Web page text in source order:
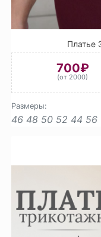
Платье
700₽
(от 2000)
Размеры:
46 48 50 52 44 56